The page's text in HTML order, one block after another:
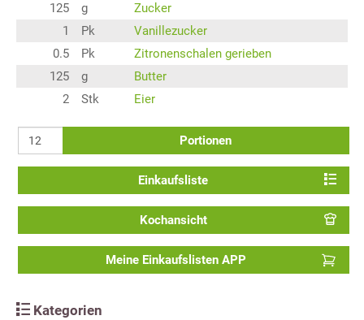
125
g
Zucker
1
Pk
Vanillezucker
0.5
Pk
Zitronenschalen gerieben
125
g
Butter
2
Stk Eier
Portionen
Einkaufsliste
Kochansicht
Meine Einkaufslisten APP
Kategorien